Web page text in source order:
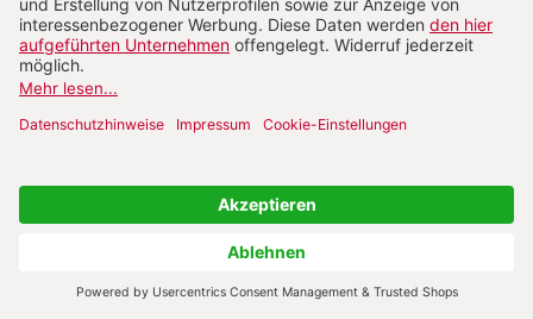
dass alle Menschen Gottes Ebenbild sind, kommt
man zu anderen Ergebnissen. Es ist doch ein alter
Grundsatz katholischer Theologie, dass die
Gnadenordnung die Schöpfungsordnung nicht
Schöpfungsordnung her alle „ebenbürtig“ und
Adressaten von Gottes unbedingtem Heilswillen
sind, ist nicht nachzuvollziehen, wie diese Gleichheit
mit dem Hinweis auf eine vermeintlich andere